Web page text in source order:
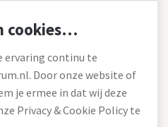
cookies…
ervaring continu te
Door onze website of
je ermee in dat wij deze
Privacy & Cookie Policy te